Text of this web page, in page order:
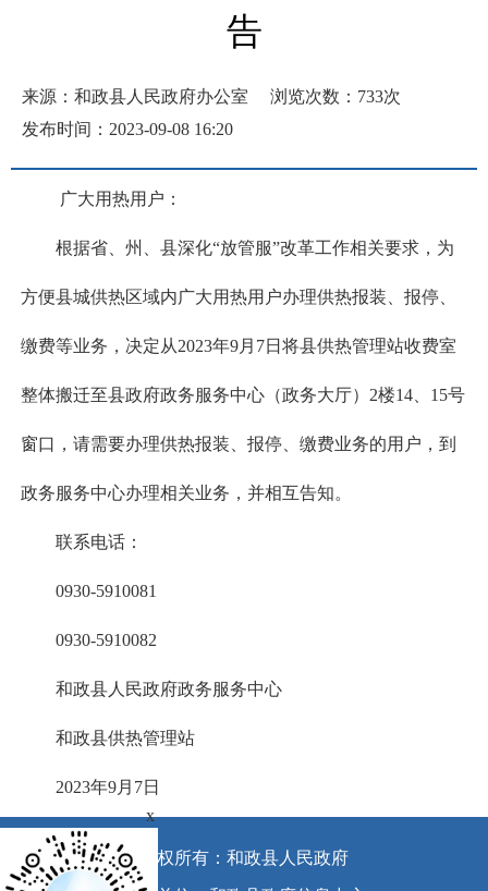
告
来源：和政县人民政府办公室 浏览次数： 733次
发布时间：2023-09-08 16:20
广大用热用户：
根据省、州、县深化“放管服”改革工作相关要求，为
方便县城供热区域内广大用热用户办理供热报装、报停、
缴费等业务，决定从2023年9月7日将县供热管理站收费室
整体搬迁至县政府政务服务中心（政务大厅）2楼14、15号
窗口，请需要办理供热报装、报停、缴费业务的用户，到
政务服务中心办理相关业务，并相互告知。
联系电话：
0930-5910081
0930-5910082
和政县人民政府政务服务中心
和政县供热管理站
2023年9月7日
版权所有：和政县人民政府
x